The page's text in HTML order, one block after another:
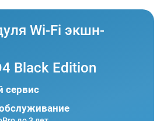
Wi-Fi экшн-
Black Edition
сервис